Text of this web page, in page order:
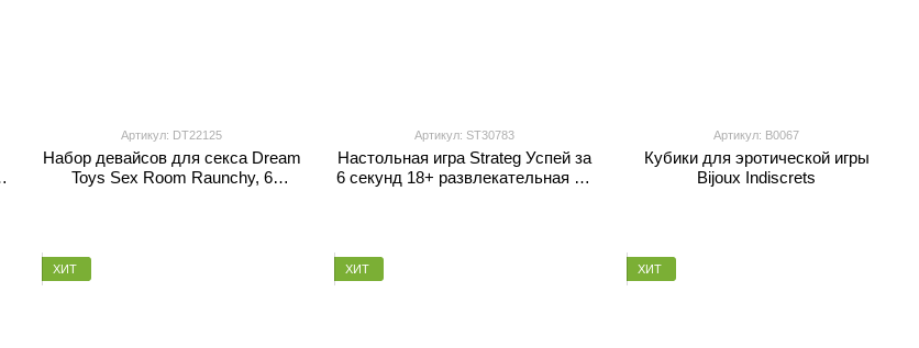
Артикул: DT22125
Набор девайсов для секса Dream
Toys Sex Room Raunchy, 6
Артикул: ST30783
Настольная игра Strateg Успей за
6 секунд 18+ развлекательная на
Артикул: B0067
Кубики для эротической игры
Bijoux Indiscrets
ХИТ ХИТ ХИТ